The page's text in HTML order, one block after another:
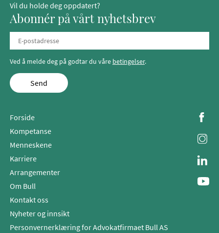
Vil du holde deg oppdatert?
Abonnér på vårt nyhetsbrev
Ved å melde deg på godtar du våre betingelser.
Send
Forside
Kompetanse
Menneskene
Karriere
Arrangementer
Om Bull
Kontakt oss
Nyheter og innsikt
Personvernerklæring for Advokatfirmaet Bull AS